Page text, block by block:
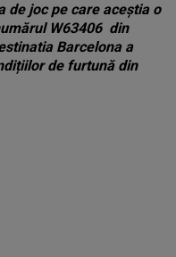
de joc pe care aceștia o
W63406 din
Barcelona a
de furtună din